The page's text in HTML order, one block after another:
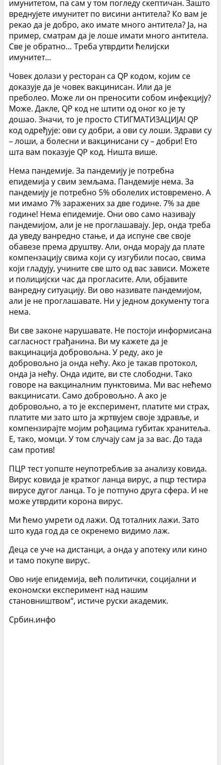
имунитетом, па сам у том погледу скептичан. Зашто
вреднујете имунитет по висини антитела? Ко вам је
рекао да је добро, ако имате много антитела? Ја, на
пример, сматрам да је лоше имати много антитела.
Све је обратно… Треба утврдити ћелијски
имунитет…
Човек долази у ресторан са QР кодом, којим се
доказује да је човек вакцинисан. Или да је
преболео. Може ли он преносити собом инфекцију?
Може. Дакле, QР код не штити од оног ко је ту
дошао. Значи, то је просто СТИГМАТИЗАЦИЈА! QР
код одређује: ови су добри, а ови су лоши. Здрави су
– лоши, а болесни и вакцинисани су – добри! Ето
шта вам показује QР код. Ништа више.
Нема пандемије. За пандемију је потребна
епидемија у свим земљама. Пандемије нема. За
пандемију је потребно 5% оболелих истовремено. А
ми имамо 7% заражених за две године. 7% за две
године! Нема епидемије. Они ово само називају
пандемијом, али је не проглашавају. Јер, онда треба
да уведу ванредно стање, и да испуне све своје
обавезе према друштву. Али, онда морају да плате
компензацију свима који су изгубили посао, свима
који гладују, учините све што од вас зависи. Можете
и полицијски час да прогласите. Али, објавите
ванредну ситуацију. Ви ово називате пандемијом,
али је не проглашавате. Ни у једном документу тога
нема.
Ви све законе нарушавате. Не постоји информисана
сагласност грађанина. Ви му кажете да је
вакцинација добровољна. У реду, ако је
добровољно ја онда нећу. Ако је такав протокол,
онда ја нећу. Онда идите, ви сте слободни. Тако
говоре на вакциналним пунктовима. Ми вас нећемо
вакцинисати. Само добровољно. А ако је
добровољно, а то је експеримент, платите ми страх,
платите ми зато што ја жртвујем своје здравље, и
компензирајте мојим рођацима губитак хранитеља.
Е, тако, момци. У том случају сам ја за вас. До тада
сам против!
ПЦР тест уопште неупотребљив за анализу ковида.
Вирус ковида је кратког ланца вирус, а пцр тестира
вирусе дугог ланца. То је потпуно друга сфера. И не
може утврдити корона вирус.
Ми ћемо умрети од лажи. Од тоталних лажи. Зато
што куда год да се окренемо видимо лаж.
Деца се уче на дистанци, а онда у апотеку или кино
и тамо покупе вирус.
Ово није епидемија, већ политички, социјални и
економски експеримент над нашим
становништвом“, истиче руски академик.
Србин.инфо